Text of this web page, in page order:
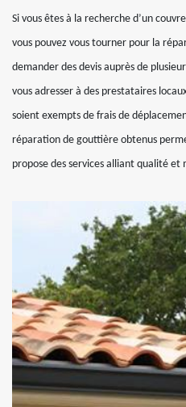
Si vous êtes à la recherche d’un
vous pouvez vous tourner pour la
demander des devis auprès de
vous adresser à des prestataires
soient exempts de frais de
réparation de gouttière obtenus
propose des services alliant qualité et